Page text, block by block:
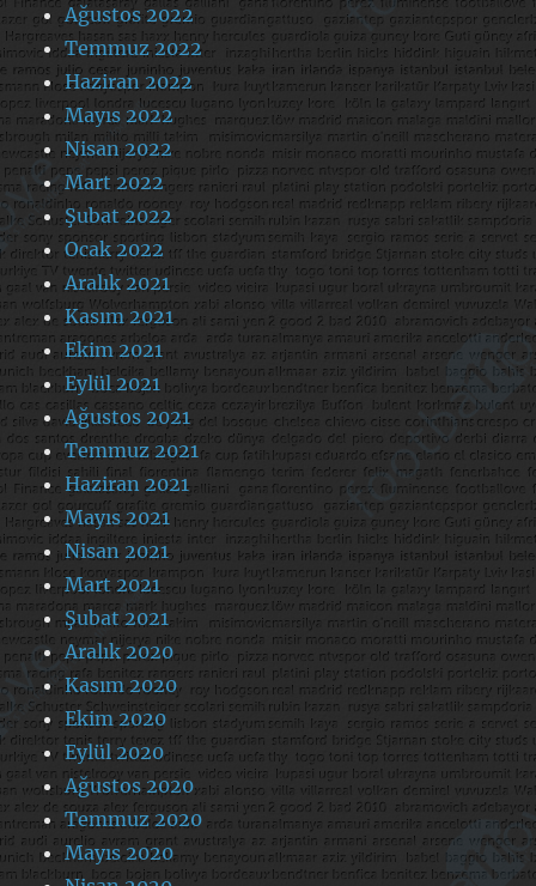
Ağustos 2022
Temmuz 2022
Haziran 2022
Mayıs 2022
Nisan 2022
Mart 2022
Şubat 2022
Ocak 2022
Aralık 2021
Kasım 2021
Ekim 2021
Eylül 2021
Ağustos 2021
Temmuz 2021
Haziran 2021
Mayıs 2021
Nisan 2021
Mart 2021
Şubat 2021
Aralık 2020
Kasım 2020
Ekim 2020
Eylül 2020
Ağustos 2020
Temmuz 2020
Mayıs 2020